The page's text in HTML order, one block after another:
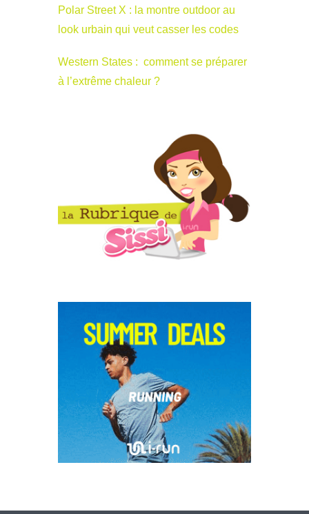
Polar Street X : la montre outdoor au
look urbain qui veut casser les codes
Western States : comment se préparer
à l’extrême chaleur ?